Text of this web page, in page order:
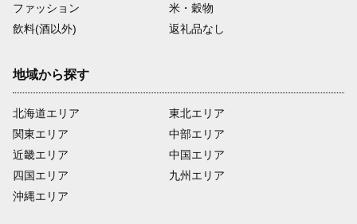
ファッション
米・穀物
飲料(酒以外)
返礼品なし
地域から探す
北海道エリア
関東エリア
近畿エリア
四国エリア
沖縄エリア
東北エリア
中部エリア
中国エリア
九州エリア